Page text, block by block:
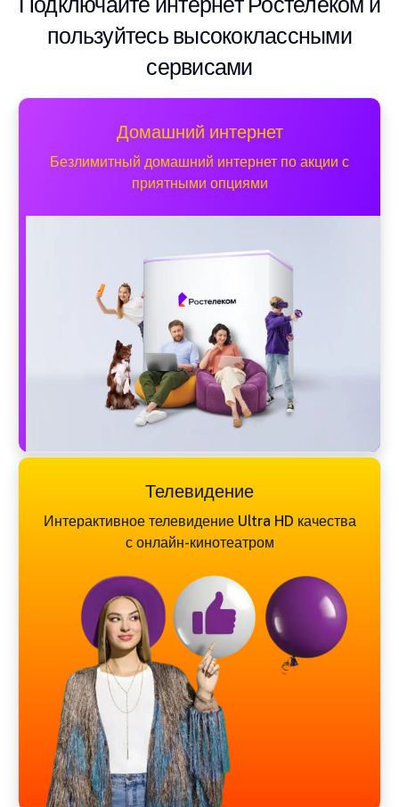
пользуйтесь высококлассными
сервисами
Домашний интернет
Безлимитный домашний интернет по акции с
приятными опциями
Телевидение
Интерактивное телевидение Ultra HD качества
с онлайн-кинотеатром